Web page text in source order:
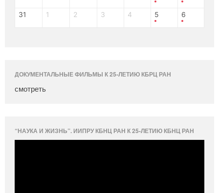
31 1 2 3 4 5 6
ДОКУМЕНТАЛЬНЫЕ ФИЛЬМЫ К 25-ЛЕТИЮ КБРЦ РАН
смотреть
“НАУКА И ЖИЗНЬ”. ИИПРУ КБНЦ РАН К 25-ЛЕТИЮ КБНЦ РАН